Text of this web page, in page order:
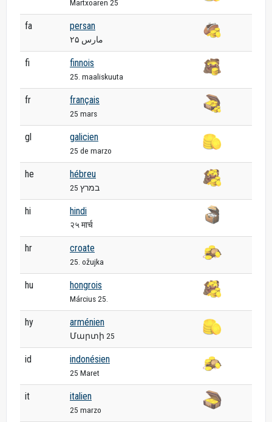
Martxoaren 25
fa persan
۲۵ مارس
fi finnois
25. maaliskuuta
fr français
25 mars
gl galicien
25 de marzo
he hébreu
25 במרץ
hi hindi
२५ मार्च
hr croate
25. ožujka
hu hongrois
Március 25.
hy arménien
Մարտի 25
id indonésien
25 Maret
it italien
25 marzo